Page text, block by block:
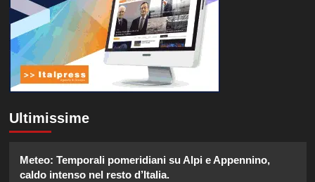
Ultimissime
Meteo: Temporali pomeridiani su Alpi e Appennino,
caldo intenso nel resto d’Italia.